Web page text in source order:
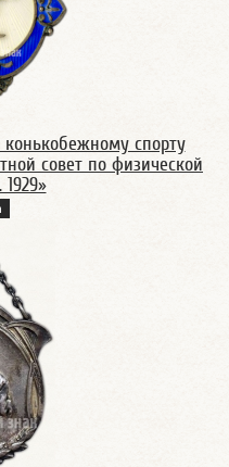
спорту
совет по физической
1929»